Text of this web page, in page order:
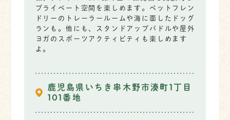
プライベート空間を楽しめます。ペットフレン
ドリーのトレーラールームや海に面したドッグ
ランも。他にも、スタンドアップパドルや屋外
ヨガのスポーツアクティビティも楽しめます
よ。
鹿児島県いちき串木野市湊町1丁目
101番地